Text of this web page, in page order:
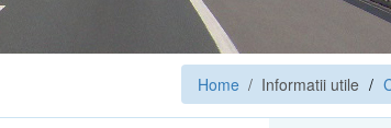
Home / Informatii utile